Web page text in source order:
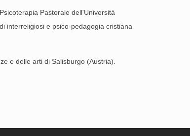
Pastorale dell'Università
interreligiosi e psico-pedagogia cristiana
e delle arti di Salisburgo (Austria).